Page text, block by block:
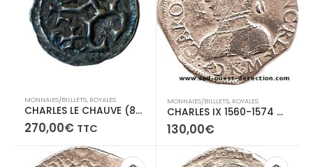
MONNAIES/BILLLETS, ROYALES
CHARLES LE CHAUVE (840-877 ) Obole de Melle
270,00€ TTC
MONNAIES/BILLLETS, ROYALES
CHARLES IX 1560-1574 Teston, 2ème type
130,00€